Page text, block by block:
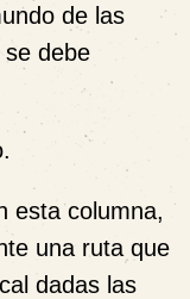
de las
se debe
esta columna,
una ruta que
dadas las